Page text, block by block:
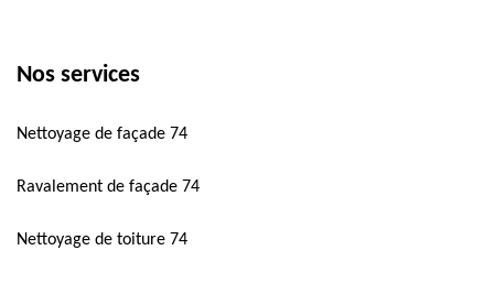
Nos services
Nettoyage de façade 74
Ravalement de façade 74
Nettoyage de toiture 74